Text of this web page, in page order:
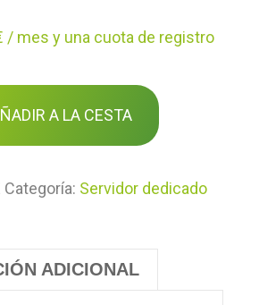
/ mes y una cuota de registro
A LA CESTA
Categoría: Servidor dedicado
ADICIONAL